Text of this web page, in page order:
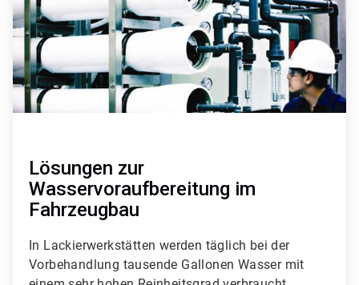
l
e
T
l
e
v
Lösungen zur
Wasservoraufbereitung im
Fahrzeugbau
In Lackierwerkstätten werden täglich bei der
Vorbehandlung tausende Gallonen Wasser mit